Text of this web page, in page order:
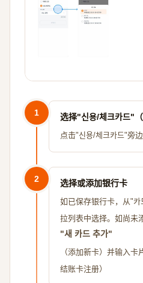
1 选择"신용/체크카드"
点击"신용/체크카드"旁
2 选择或添加银行卡
如已保存银行卡，从"
拉列表中选择。如尚未
"새 카드 추가"
（添加新卡）并输入
结账卡注册）